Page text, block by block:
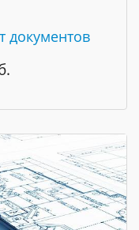
документов